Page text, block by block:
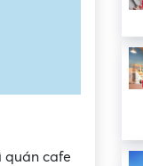
quán cafe